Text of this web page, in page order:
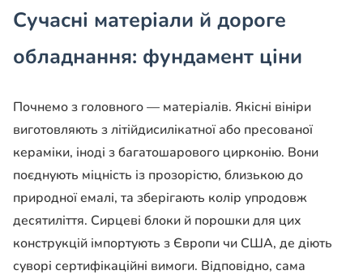
Сучасні матеріали й дороге
обладнання: фундамент ціни
Почнемо з головного — матеріалів. Якісні вініри
виготовляють з літійдисилікатної або пресованої
кераміки, іноді з багатошарового цирконію. Вони
поєднують міцність із прозорістю, близькою до
природної емалі, та зберігають колір упродовж
десятиліття. Сирцеві блоки й порошки для цих
конструкцій імпортують з Європи чи США, де діють
суворі сертифікаційні вимоги. Відповідно, сама